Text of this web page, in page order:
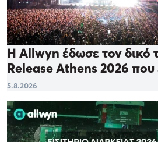
Η Allwyn έδωσε τον δικό
Release Athens 2026 που
5.8.2026